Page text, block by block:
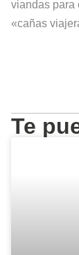
viandas para
«cañas
Te